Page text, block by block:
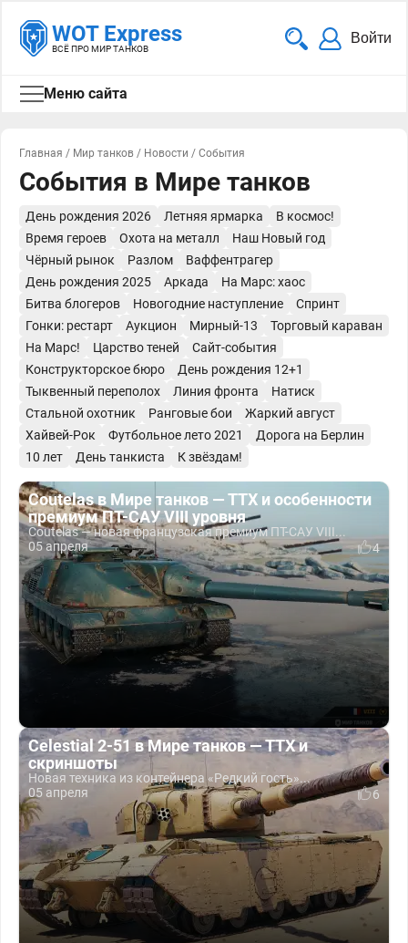
WOT Express
ВСЁ ПРО МИР ТАНКОВ
Войти
Меню сайта
Главная / Мир танков / Новости / События
События в Мире танков
День рождения 2026 Летняя ярмарка
В космос!
Время героев
Охота на металл
Наш Новый год
Чёрный рынок
Разлом
Ваффентрагер
День рождения 2025
Аркада
На Марс: хаос
Битва блогеров
Новогодние наступление
Спринт
Гонки: рестарт
Аукцион Мирный-13
Торговый караван
На Марс!
Царство теней
Сайт-события
Конструкторское бюро
День рождения 12+1
Тыквенный переполох
Линия фронта
Натиск
Стальной охотник
Ранговые бои
Жаркий август
Хайвей-Рок
Футбольное лето 2021
Дорога на Берлин
10 лет
День танкиста К звёздам!
Coutelas в Мире танков — ТТХ и особенности
премиум ПТ-САУ VIII уровня
Coutelas — новая французская премиум ПТ-САУ VIII...
05 апреля
4
Celestial 2-51 в Мире танков — ТТХ и
скриншоты
Новая техника из контейнера «Редкий гость»...
05 апреля
6